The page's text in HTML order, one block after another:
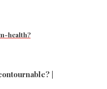
health?
|